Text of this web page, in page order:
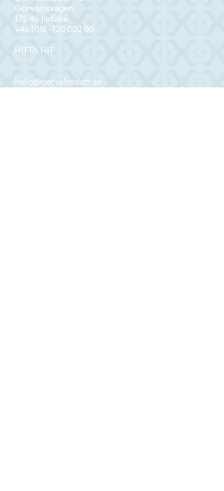
Görvälnsvägen
175 46 Järfälla
+46 (0)8-120 002 00
HITTA HIT
hello@gorvalnsslott.se